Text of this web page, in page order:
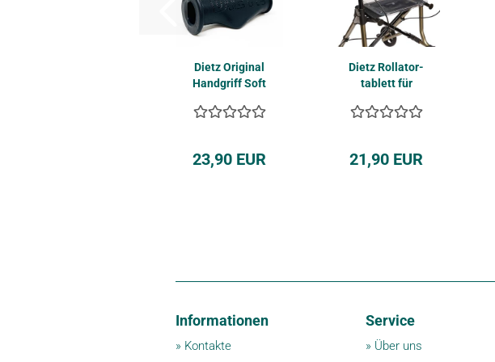
Dietz Ori­gi­nal
Hand­griff Soft
la­to­ren...
23,90 EUR
Dietz Rol­la­t­or­
ta­blett für
ren...
21,90 EUR
Informationen
» Kontakte
Service
» Über uns